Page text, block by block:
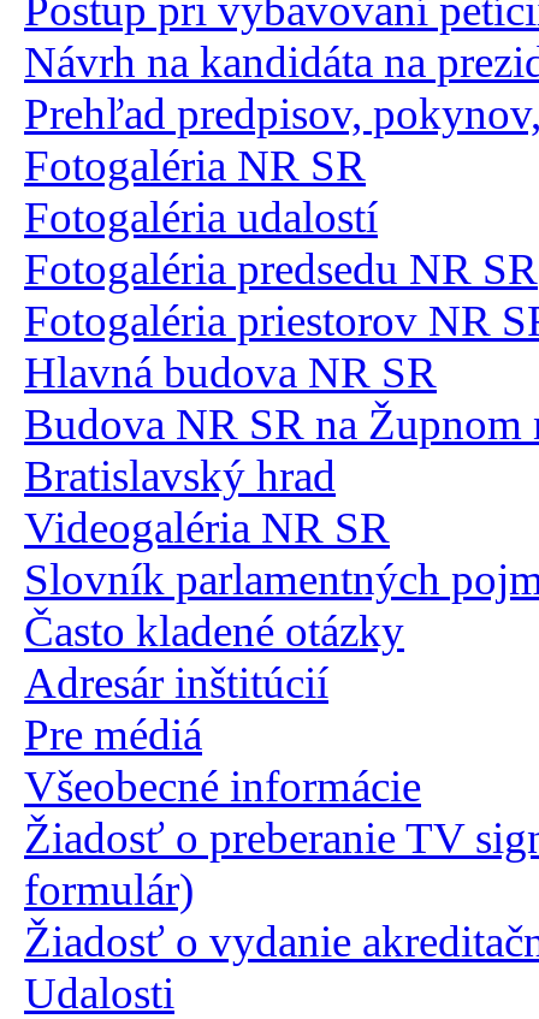
Postup pri vybavovaní
Návrh na kandidáta na
Prehľad predpisov,
Fotogaléria NR SR
Fotogaléria udalostí
Fotogaléria predsedu NR SR
Fotogaléria priestorov NR
Hlavná budova NR SR
Budova NR SR na Župnom
Bratislavský hrad
Videogaléria NR SR
Slovník parlamentných
Často kladené otázky
Adresár inštitúcií
Pre médiá
Všeobecné informácie
Žiadosť o preberanie TV
formulár)
Žiadosť o vydanie
Udalosti